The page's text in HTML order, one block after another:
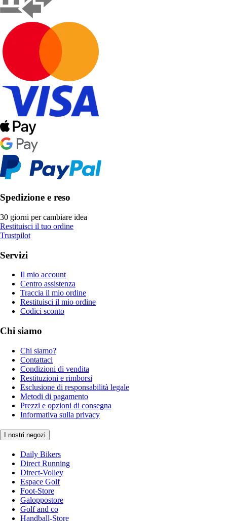
Spedizione e reso
30 giorni per cambiare idea
Restituisci il tuo ordine
Trustpilot
Servizi
Il mio account
Centro assistenza
Traccia il mio ordine
Restituisci il mio ordine
Codici sconto
Chi siamo
Chi siamo?
Contattaci
Condizioni di vendita
Restituzioni e rimborsi
Esclusione di responsabilità legale
Metodi di pagamento
Prezzi e opzioni di consegna
Informativa sulla privacy
I nostri negozi
Daily Bikers
Direct Running
Direct-Volley
Espace Golf
Foot-Store
Galoppostore
Golf and co
Handball-Store